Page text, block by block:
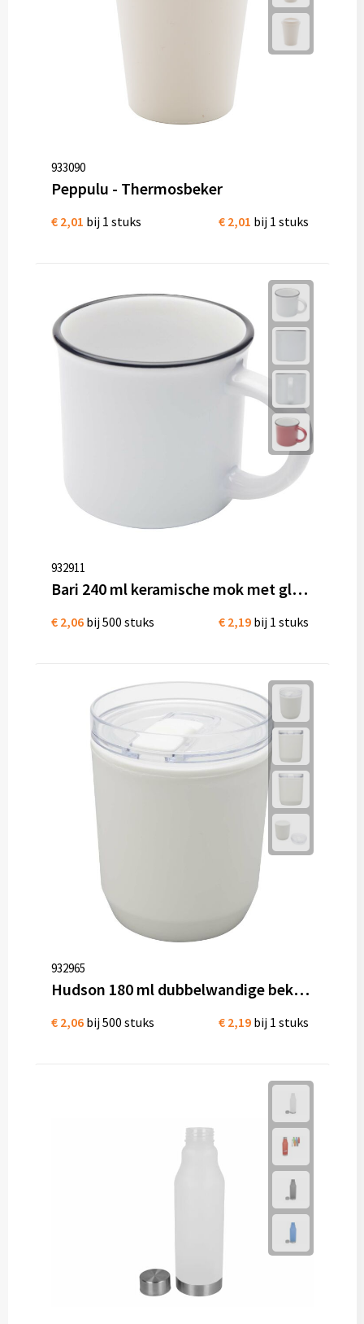
933090
Peppulu - Thermosbeker
€ 2,01 bij 1 stuks € 2,01 bij 1 stuks
932911
Bari 240 ml keramische mok met glanzende afwerking
€ 2,06 bij 500 stuks € 2,19 bij 1 stuks
932965
Hudson 180 ml dubbelwandige beker van gerecycled plastic
€ 2,06 bij 500 stuks € 2,19 bij 1 stuks